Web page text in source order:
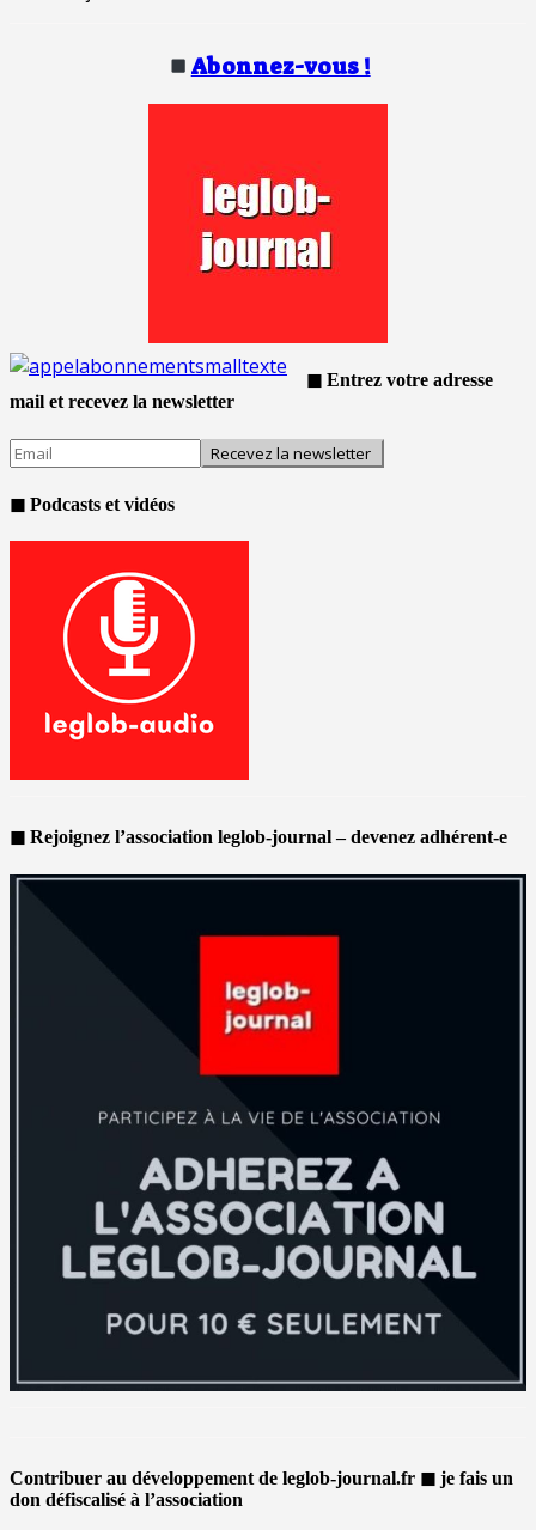
Abonnez-vous !
◼ Entrez votre adresse
mail et recevez la newsletter
◼ Podcasts et vidéos
◼ Rejoignez l’association leglob-journal – devenez adhérent-e
Contribuer au développement de leglob-journal.fr ◼ je fais un
don défiscalisé à l’association